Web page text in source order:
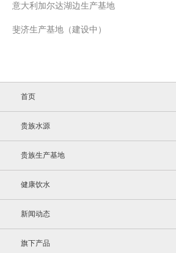
意大利加尔达湖边生产基地
斐济生产基地（建设中）
首页
贵族水源
贵族生产基地
健康饮水
新闻动态
旗下产品